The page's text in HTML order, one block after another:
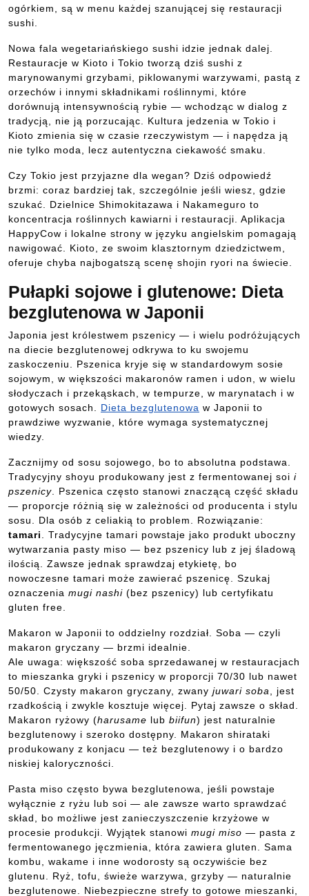
ogórkiem, są w menu każdej szanującej się restauracji
sushi.
Nowa fala wegetariańskiego sushi idzie jednak dalej.
Restauracje w Kioto i Tokio tworzą dziś sushi z
marynowanymi grzybami, piklowanymi warzywami, pastą z
orzechów i innymi składnikami roślinnymi, które
dorównują intensywnością rybie — wchodząc w dialog z
tradycją, nie ją porzucając. Kultura jedzenia w Tokio i
Kioto zmienia się w czasie rzeczywistym — i napędza ją
nie tylko moda, lecz autentyczna ciekawość smaku.
Czy Tokio jest przyjazne dla wegan? Dziś odpowiedź
brzmi: coraz bardziej tak, szczególnie jeśli wiesz, gdzie
szukać. Dzielnice Shimokitazawa i Nakameguro to
koncentracja roślinnych kawiarni i restauracji. Aplikacja
HappyCow i lokalne strony w języku angielskim pomagają
nawigować. Kioto, ze swoim klasztornym dziedzictwem,
oferuje chyba najbogatszą scenę shojin ryori na świecie.
Pułapki sojowe i glutenowe: Dieta
bezglutenowa w Japonii
Japonia jest królestwem pszenicy — i wielu podróżujących
na diecie bezglutenowej odkrywa to ku swojemu
zaskoczeniu. Pszenica kryje się w standardowym sosie
sojowym, w większości makaronów ramen i udon, w wielu
słodyczach i przekąskach, w tempurze, w marynatach i w
gotowych sosach. Dieta bezglutenowa w Japonii to
prawdziwe wyzwanie, które wymaga systematycznej
wiedzy.
Zacznijmy od sosu sojowego, bo to absolutna podstawa.
Tradycyjny shoyu produkowany jest z fermentowanej soi i
pszenicy . Pszenica często stanowi znaczącą część składu
— proporcje różnią się w zależności od producenta i stylu
sosu. Dla osób z celiakią to problem. Rozwiązanie:
tamari
. Tradycyjne tamari powstaje jako produkt uboczny
wytwarzania pasty miso — bez pszenicy lub z jej śladową
ilością. Zawsze jednak sprawdzaj etykietę, bo
nowoczesne tamari może zawierać pszenicę. Szukaj
oznaczenia mugi nashi (bez pszenicy) lub certyfikatu
gluten free.
Makaron w Japonii to oddzielny rozdział. Soba — czyli
makaron gryczany — brzmi idealnie.
Ale uwaga: większość soba sprzedawanej w restauracjach
to mieszanka gryki i pszenicy w proporcji 70/30 lub nawet
50/50. Czysty makaron gryczany, zwany juwari soba
, jest
rzadkością i zwykle kosztuje więcej. Pytaj zawsze o skład.
Makaron ryżowy (harusame lub biifun) jest naturalnie
bezglutenowy i szeroko dostępny. Makaron shirataki
produkowany z konjacu — też bezglutenowy i o bardzo
niskiej kaloryczności.
Pasta miso często bywa bezglutenowa, jeśli powstaje
wyłącznie z ryżu lub soi — ale zawsze warto sprawdzać
skład, bo możliwe jest zanieczyszczenie krzyżowe w
procesie produkcji. Wyjątek stanowi mugi miso — pasta z
fermentowanego jęczmienia, która zawiera gluten. Sama
kombu, wakame i inne wodorosty są oczywiście bez
glutenu. Ryż, tofu, świeże warzywa, grzyby — naturalnie
bezglutenowe. Niebezpieczne strefy to gotowe mieszanki,